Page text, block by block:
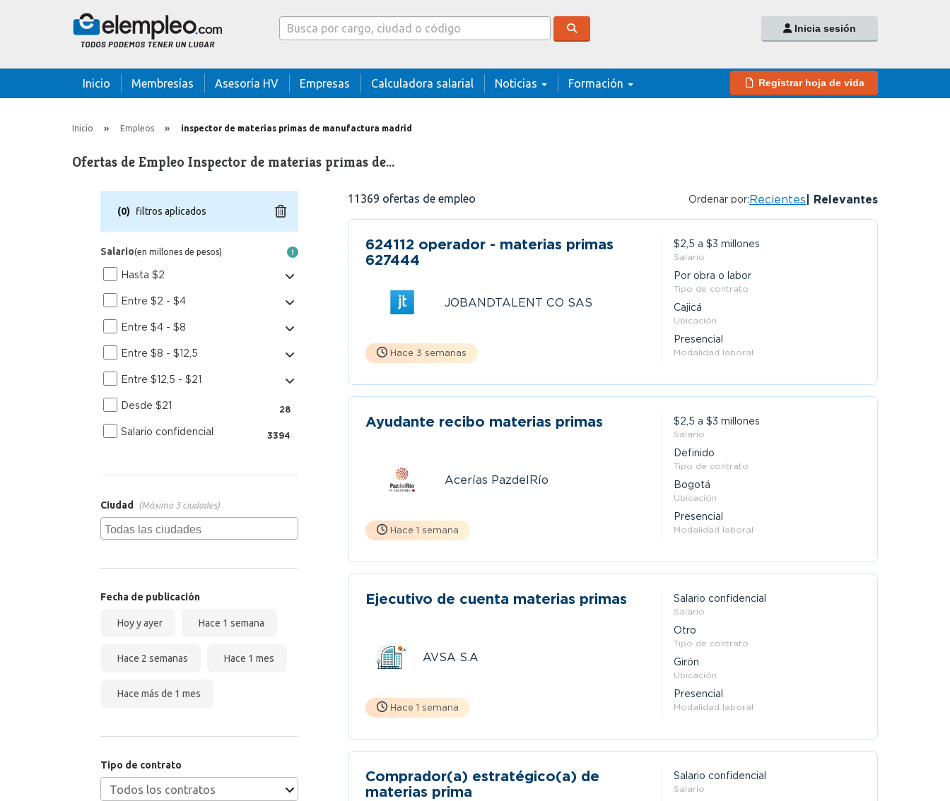
Caja buscador
Inicia sesión
Inicio Membresías Asesoría HV Empresas Calculadora salarial Noticias Formación Registrar hoja de vida
Inicio Empleos inspector de materias primas de manufactura madrid
Ofertas de Empleo Inspector de materias primas de…
11369 ofertas de empleo Ordenar por:Recientes Relevantes
624112 operador - materias primas
627444
JOBANDTALENT CO SAS
Hace 3 semanas
$2,5 a $3 millones
Salario
Por obra o labor
Tipo de contrato
Cajicá
Ubicación
Presencial
Modalidad laboral
Ayudante recibo materias primas
Acerías PazdelRío
Hace 1 semana
$2,5 a $3 millones
Salario
Definido
Tipo de contrato
Bogotá
Ubicación
Presencial
Modalidad laboral
Ejecutivo de cuenta materias primas
AVSA S.A
Hace 1 semana
Salario confidencial
Salario
Otro
Tipo de contrato
Girón
Ubicación
Presencial
Modalidad laboral
Comprador(a) estratégico(a) de
materias prima
Salario confidencial
Salario
(0) filtros aplicados
Salario(en millones de pesos)
Hasta $2
Entre $2 - $4
Entre $4 - $8
Entre $8 - $12,5
Entre $12,5 - $21
Desde $21 28
Salario confidencial 3394
Ciudad (Máximo 3 ciudades)
Fecha de publicación
Hoy y ayer Hace 1 semana
Hace 2 semanas Hace 1 mes
Hace más de 1 mes
Tipo de contrato